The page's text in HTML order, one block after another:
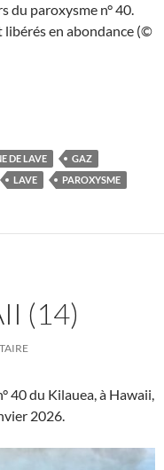
du paroxysme n° 40.
libérés en abondance (©
(15)
DE LAVE
GAZ
LAVE PAROXYSME
(14)
40 du Kilauea, à Hawaii,
2026.